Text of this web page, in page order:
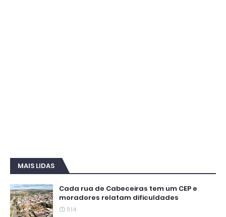
MAIS LIDAS
Cada rua de Cabeceiras tem um CEP e
moradores relatam dificuldades
11:14